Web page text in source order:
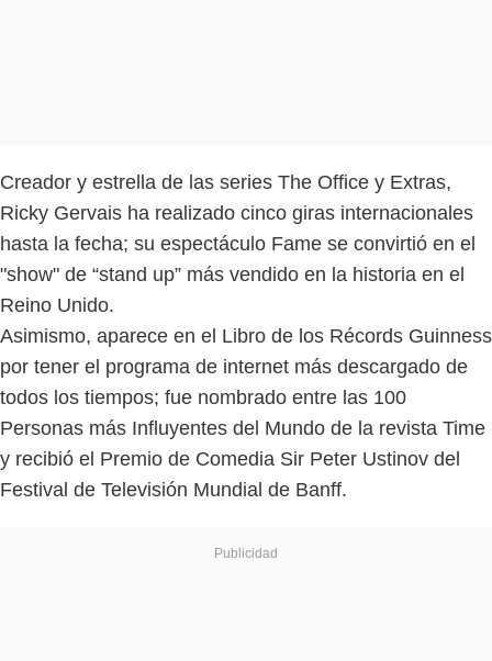
Creador y estrella de las series The Office y Extras,
Ricky Gervais ha realizado cinco giras internacionales
hasta la fecha; su espectáculo Fame se convirtió en el
"show" de “stand up” más vendido en la historia en el
Reino Unido.
Asimismo, aparece en el Libro de los Récords Guinness
por tener el programa de internet más descargado de
todos los tiempos; fue nombrado entre las 100
Personas más Influyentes del Mundo de la revista Time
y recibió el Premio de Comedia Sir Peter Ustinov del
Festival de Televisión Mundial de Banff.